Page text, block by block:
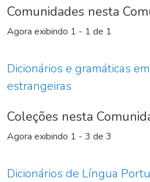
Comunidades nesta
Agora exibindo 1 - 1 de 1
Dicionários e gramáticas
estrangeiras
Coleções nesta
Agora exibindo 1 - 3 de 3
Dicionários de Língua